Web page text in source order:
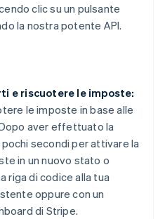
clic su un pulsante
la nostra potente API.
e riscuotere le imposte:
le imposte in base alle
aver effettuato la
secondi per attivare la
in un nuovo stato o
riga di codice alla tua
oppure con un
di Stripe.